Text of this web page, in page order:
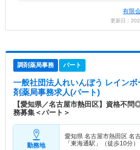
有限
更新日：
調剤薬局事務 パート
一般社団法人れいんぼう レイン
剤薬局事務求人(パート)
【愛知県／名古屋市熱田区】資格不
務募集＜パート＞
勤務地
愛知県 名古屋市熱田区 名
「東海通駅」（徒歩10分）